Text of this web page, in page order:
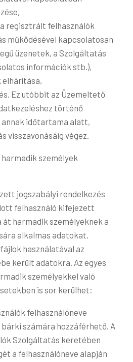
regisztrált felhasználók
működésével kapcsolatosan
üzenetek, a Szolgáltatás
információk stb.),
elhárítása,
Ez utóbbit az Üzemeltető
történő
annak időtartama alatt,
visszavonásáig végez.
személyek
jogszabályi rendelkezés
felhasználó kifejezett
át harmadik személyeknek a
alkalmas adatokat.
használatával az
került adatokra. Az egyes
személyekkel való
is sor kerülhet:
felhasználóneve
számára hozzáférhető. A
Szolgáltatás keretében
a felhasználóneve alapján